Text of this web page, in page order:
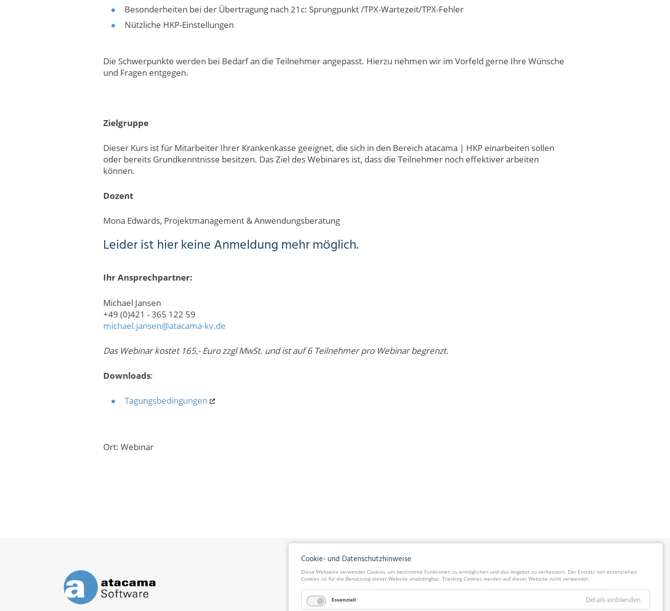
Besonderheiten bei der Übertragung nach 21c: Sprungpunkt /TPX-Wartezeit/TPX-Fehler
Nützliche HKP-Einstellungen
Die Schwerpunkte werden bei Bedarf an die Teilnehmer angepasst. Hierzu nehmen wir im Vorfeld gerne Ihre Wünsche
und Fragen entgegen.
Zielgruppe
Dieser Kurs ist für Mitarbeiter Ihrer Krankenkasse geeignet, die sich in den Bereich atacama | HKP einarbeiten sollen
oder bereits Grundkenntnisse besitzen. Das Ziel des Webinares ist, dass die Teilnehmer noch effektiver arbeiten
können.
Dozent
Mona Edwards, Projektmanagement & Anwendungsberatung
Leider ist hier keine Anmeldung mehr möglich.
Ihr Ansprechpartner:
Michael Jansen
+49 (0)421 - 365 122 59
michael.jansen@atacama-kv.de
Das Webinar kostet 165,- Euro zzgl MwSt. und ist auf 6 Teilnehmer pro Webinar begrenzt.
Downloads:
Tagungsbedingungen
Ort: Webinar
Cookie- und Datenschutzhinweise
Diese Webseite verwendet Cookies, um bestimmte Funktionen zu ermöglichen und das Angebot zu verbessern. Der Einsatz von essenziellen
Cookies ist für die Benutzung dieser Website unabdingbar. Tracking Cookies werden auf dieser Website nicht verwendet.
Essenziell Details einblenden